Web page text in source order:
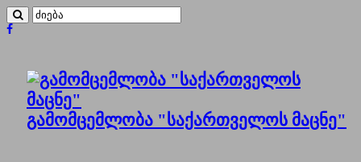
გამომცემლობა "საქართველოს მაცნე"